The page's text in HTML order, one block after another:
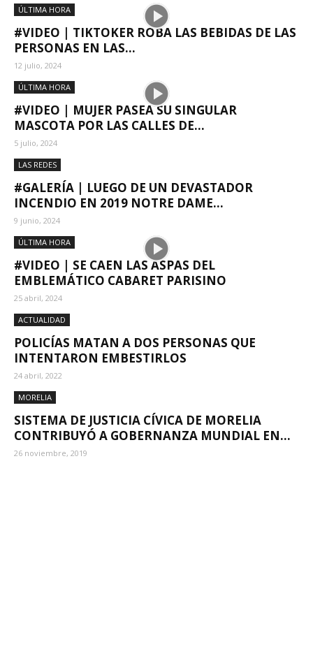
ÚLTIMA HORA
#VIDEO | TIKTOKER ROBA LAS BEBIDAS DE LAS
PERSONAS EN LAS...
12 julio, 2024
ÚLTIMA HORA
#VIDEO | MUJER PASEA SU SINGULAR
MASCOTA POR LAS CALLES DE...
5 julio, 2024
LAS REDES
#GALERÍA | LUEGO DE UN DEVASTADOR
INCENDIO EN 2019 NOTRE DAME...
9 junio, 2024
ÚLTIMA HORA
#VIDEO | SE CAEN LAS ASPAS DEL
EMBLEMÁTICO CABARET PARISINO
25 abril, 2024
ACTUALIDAD
POLICÍAS MATAN A DOS PERSONAS QUE
INTENTARON EMBESTIRLOS
24 abril, 2022
MORELIA
SISTEMA DE JUSTICIA CÍVICA DE MORELIA
CONTRIBUYÓ A GOBERNANZA MUNDIAL EN...
26 noviembre, 2019